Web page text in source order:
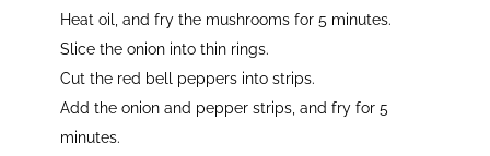
Heat oil, and fry the mushrooms for 5 minutes.
Slice the onion into thin rings.
Cut the red bell peppers into strips.
Add the onion and pepper strips, and fry for 5
minutes.